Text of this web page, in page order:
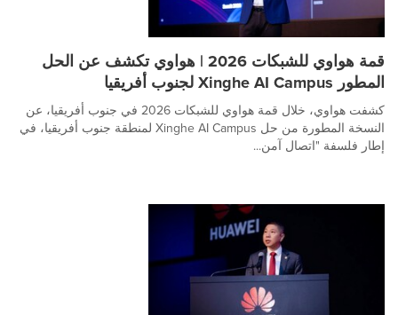
قمة هواوي للشبكات 2026 | هواوي تكشف عن الحل
المطور Xinghe AI Campus لجنوب أفريقيا
كشفت هواوي، خلال قمة هواوي للشبكات 2026 في جنوب أفريقيا، عن
النسخة المطورة من حل Xinghe AI Campus لمنطقة جنوب أفريقيا، في
إطار فلسفة "اتصال آمن...